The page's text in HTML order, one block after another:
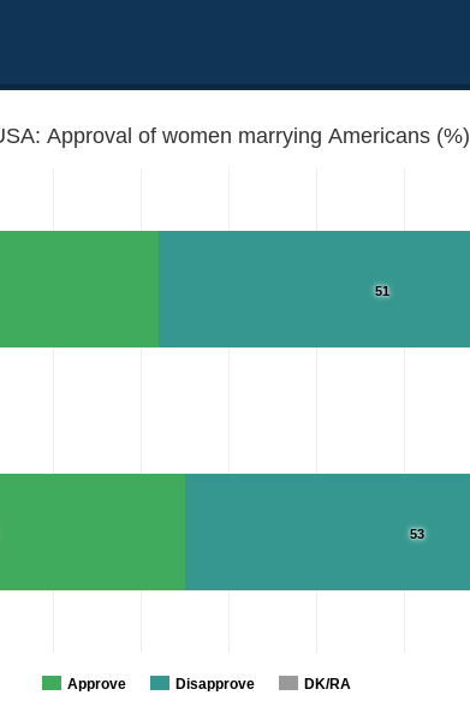
MARWUSA: Approval of women marrying Americans (%)
51
53
Approve Disapprove DK/RA